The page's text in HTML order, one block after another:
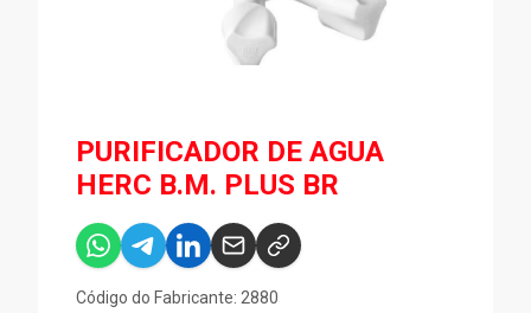
PURIFICADOR DE AGUA
HERC B.M. PLUS BR
Código do Fabricante: 2880